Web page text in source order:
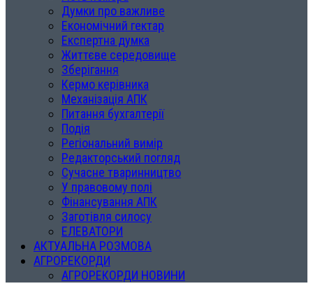
Думки про важливе
Економічний гектар
Експертна думка
Життєве середовище
Зберігання
Кермо керівника
Механізація АПК
Питання бухгалтерії
Подія
Регіональний вимір
Редакторський погляд
Сучасне тваринництво
У правовому полі
Фінансування АПК
Заготівля силосу
ЕЛЕВАТОРИ
АКТУАЛЬНА РОЗМОВА
АГРОРЕКОРДИ
АГРОРЕКОРДИ НОВИНИ